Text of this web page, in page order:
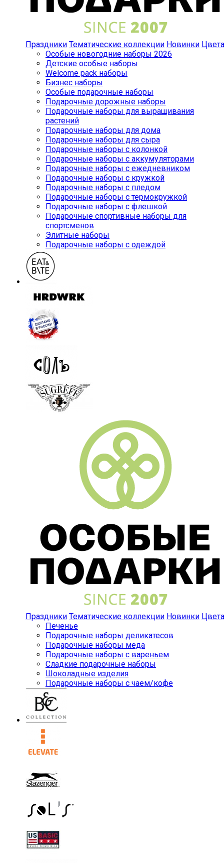
Праздники Тематические коллекции Новинки Цвета
Особые новогодние наборы 2026
Детские особые наборы
Welcome pack наборы
Бизнес наборы
Особые подарочные наборы
Подарочные дорожные наборы
Подарочные наборы для выращивания
растений
Подарочные наборы для дома
Подарочные наборы для сыра
Подарочные наборы с колонкой
Подарочные наборы с аккумуляторами
Подарочные наборы с ежедневником
Подарочные наборы с кружкой
Подарочные наборы с пледом
Подарочные наборы с термокружкой
Подарочные наборы с флешкой
Подарочные спортивные наборы для
спортсменов
Элитные наборы
Подарочные наборы с одеждой
Праздники Тематические коллекции Новинки Цвета
Печенье
Подарочные наборы деликатесов
Подарочные наборы меда
Подарочные наборы с вареньем
Сладкие подарочные наборы
Шоколадные изделия
Подарочные наборы с чаем/кофе